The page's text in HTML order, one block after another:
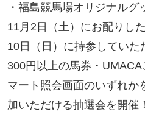
・福島競馬場オリジナル
11月2日（土）にお配りし
10日（日）に持参していた
300円以上の馬券・
マート照会画面のいずれか
加いただける抽選会を開催！